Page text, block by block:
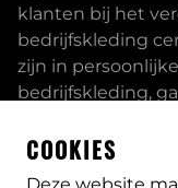
klanten bij het
bedrijfskleding
zijn in
bedrijfskleding,
bieden een
COOKIES